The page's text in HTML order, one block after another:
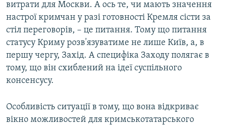
витрати для Москви. А ось те, чи мають значення
настрої кримчан у разі готовності Кремля сісти за
стіл переговорів, – це питання. Тому що питання
статусу Криму розв'язуватиме не лише Київ, а, в
першу чергу, Захід. А специфіка Заходу полягає в
тому, що він схиблений на ідеї суспільного
консенсусу.
Особливість ситуації в тому, що вона відкриває
вікно можливостей для кримськотатарського